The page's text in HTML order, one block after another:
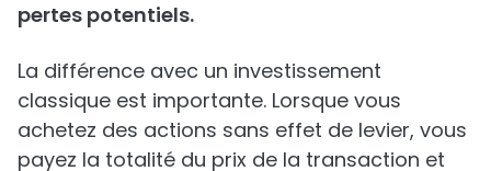
pertes potentiels.
La différence avec un investissement
classique est importante. Lorsque vous
achetez des actions sans effet de levier, vous
payez la totalité du prix de la transaction et